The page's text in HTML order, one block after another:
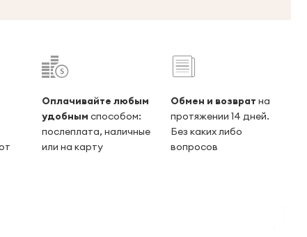
Оплачивайте любым
удобным способом:
послеплата, наличные
или на карту
Обмен и возврат на
протяжении 14 дней.
Без каких либо
вопросов